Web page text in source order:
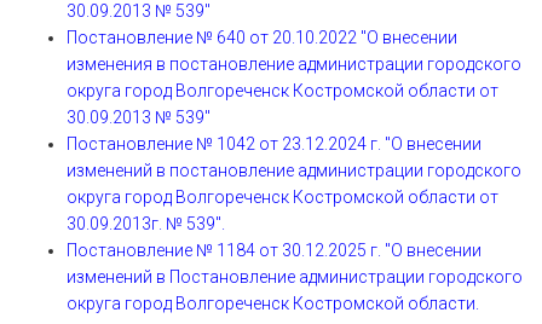
30.09.2013 № 539"
Постановление № 640 от 20.10.2022 "О внесении
изменения в постановление администрации городского
округа город Волгореченск Костромской области от
30.09.2013 № 539"
Постановление № 1042 от 23.12.2024 г. "О внесении
изменений в постановление администрации городского
округа город Волгореченск Костромской области от
30.09.2013г. № 539".
Постановление № 1184 от 30.12.2025 г. "О внесении
изменений в Постановление администрации городского
округа город Волгореченск Костромской области.